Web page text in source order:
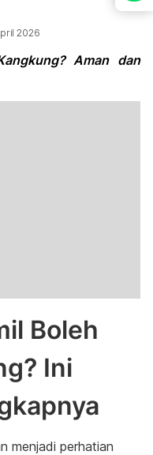
2026
Aman dan
Boleh
Ini
menjadi perhatian